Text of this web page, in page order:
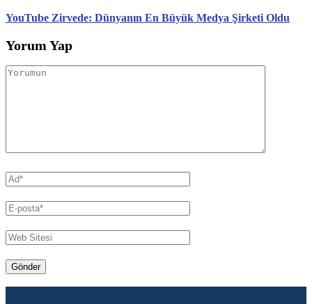
YouTube Zirvede: Dünyanın En Büyük Medya Şirketi Oldu
Yorum Yap